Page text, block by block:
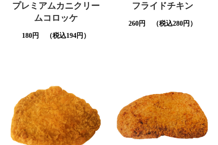
プレミアムカニクリー
ムコロッケ
180円 （税込194円）
フライドチキン
260円 （税込280円）